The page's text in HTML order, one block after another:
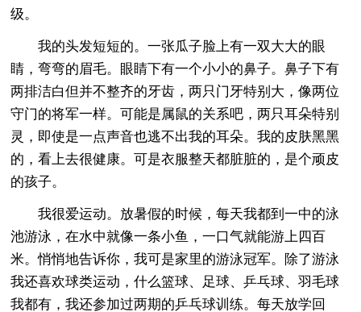
级。
我的头发短短的。一张瓜子脸上有一双大大的眼
睛，弯弯的眉毛。眼睛下有一个小小的鼻子。鼻子下有
两排洁白但并不整齐的牙齿，两只门牙特别大，像两位
守门的将军一样。可能是属鼠的关系吧，两只耳朵特别
灵，即使是一点声音也逃不出我的耳朵。我的皮肤黑黑
的，看上去很健康。可是衣服整天都脏脏的，是个顽皮
的孩子。
我很爱运动。放暑假的时候，每天我都到一中的泳
池游泳，在水中就像一条小鱼，一口气就能游上四百
米。悄悄地告诉你，我可是家里的游泳冠军。除了游泳
我还喜欢球类运动，什么篮球、足球、乒乓球、羽毛球
我都有，我还参加过两期的乒乓球训练。每天放学回